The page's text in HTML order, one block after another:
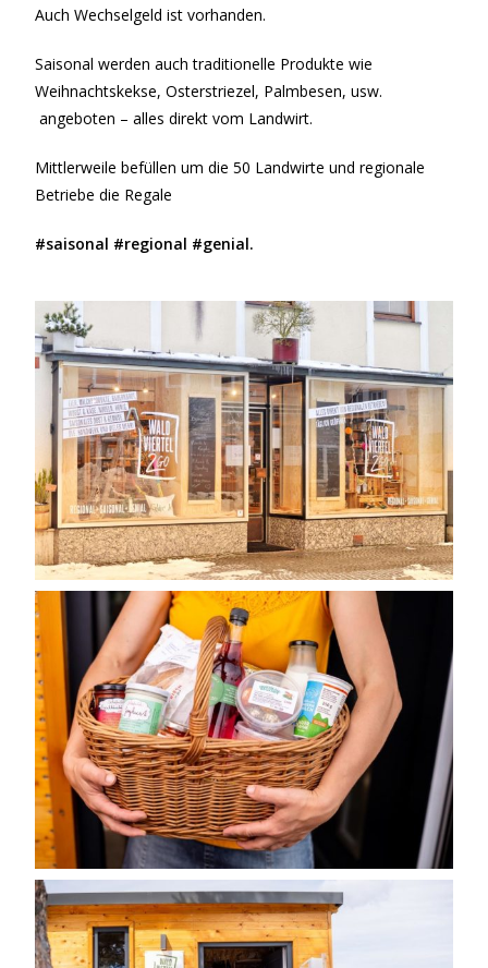
Auch Wechselgeld ist vorhanden.
Saisonal werden auch traditionelle Produkte wie
Weihnachtskekse, Osterstriezel, Palmbesen, usw.
angeboten – alles direkt vom Landwirt.
Mittlerweile befüllen um die 50 Landwirte und regionale
Betriebe die Regale
#saisonal #regional #genial.